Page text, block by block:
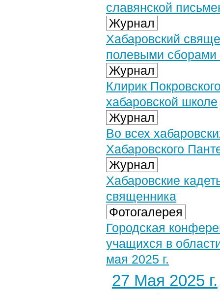
славянской
Журнал
Хабаровский
полевыми сборами
Журнал
Клирик
хабаровской школе
Журнал
Во всех
Хабаровского
Журнал
Хабаровские
священника
Фотогалерея
Городская
учащихся в
мая 2025 г.
27 Мая 2025 г.